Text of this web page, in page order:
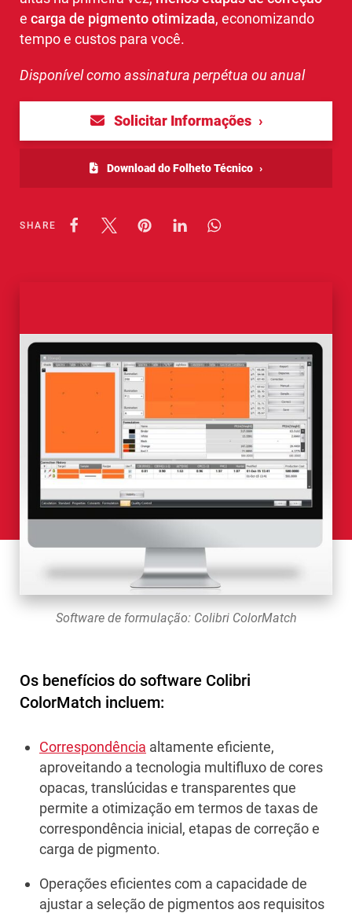
SHARE
Software de formulação: Colibri ColorMatch
e carga de pigmento otimizada, economizando
tempo e custos para você.
Disponível como assinatura perpétua ou anual
Solicitar Informações
Download do Folheto Técnico
Os benefícios do software Colibri
ColorMatch incluem:
Correspondência altamente eficiente,
aproveitando a tecnologia multifluxo de cores
opacas, translúcidas e transparentes que
permite a otimização em termos de taxas de
correspondência inicial, etapas de correção e
carga de pigmento.
Operações eficientes com a capacidade de
ajustar a seleção de pigmentos aos requisitos